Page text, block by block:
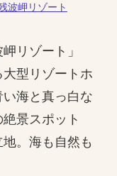
波岬リゾート
リゾート」
型リゾートホ
海と真っ白な
景スポット
地。海も自然も